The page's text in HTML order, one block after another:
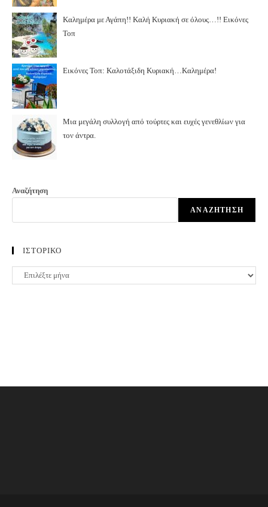
Καλημέρα με Αγάπη!! Καλή Κυριακή σε όλους…!! Εικόνες
Τοπ
Εικόνες Τοπ: Καλοτάξιδη Κυριακή…Καλημέρα!
Μια μεγάλη συλλογή από τούρτες και ευχές γενεθλίων για
τον άντρα.
Αναζήτηση
ΑΝΑΖΉΤΗΣΗ
ΙΣΤΟΡΙΚΟ
ΙΣΤΟΡΙΚΟ